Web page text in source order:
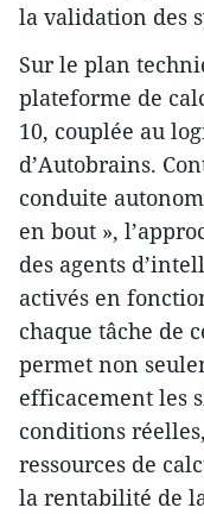
la validation des
Sur le plan
plateforme de
10, couplée au
d’Autobrains.
conduite
en bout »,
des agents
activés en
chaque tâche de
permet non
efficacement les
conditions
ressources de
la rentabilité de